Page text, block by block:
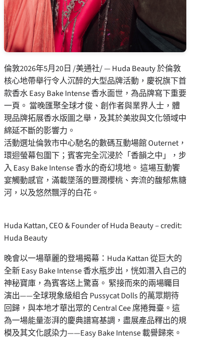
倫敦2026年5月20日 /美通社/ — Huda Beauty 於倫敦
核心地帶舉行令人沉醉的大型品牌活動，慶祝旗下首
款香水 Easy Bake Intense 香水面世，為品牌寫下重要
一頁。 當晚匯聚全球才俊、創作者與業界人士，體
現品牌拓展香水版圖之舉，及其於美妝與文化領域中
綿延不斷的影響力。
活動選址倫敦市中心馳名的數碼互動場館 Outernet，
環迴螢幕包圍下；賓客完全沉浸於「香韻之中」，步
入 Easy Bake Intense 香水的奇幻境地。 這場互動饗
宴觸動感官，滿載墜落的豐潤櫻桃、奔流的馥郁焦糖
河，以及悠然飄浮的白花。
Huda Kattan, CEO & Founder of Huda Beauty – credit:
Huda Beauty
晚會以一場華麗的登場揭幕：Huda Kattan 從巨大的
全新 Easy Bake Intense 香水瓶步出，恍如潛入自己的
神秘寶庫，為賓客送上驚喜。 緊接而來的兩場矚目
演出——全球現象級組合 Pussycat Dolls 的萬眾期待
回歸，與本地才華出眾的 Central Cee 席捲舞臺。這
為一場能量澎湃的慶典譜寫基調，盡展產品釋出的規
模及其文化感染力——Easy Bake Intense 載譽歸來。